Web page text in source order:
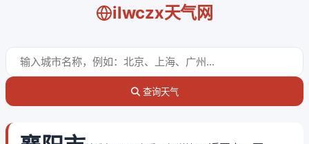
ilwczx天气网
查询天气